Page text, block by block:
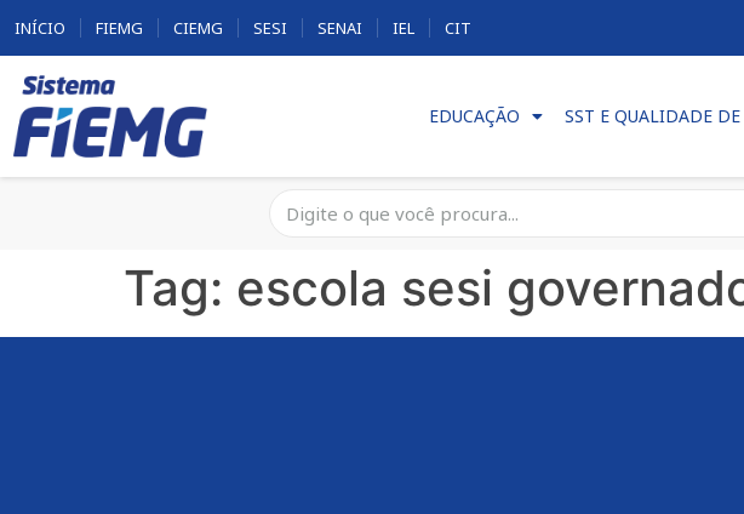
INÍCIO FIEMG CIEMG SESI SENAI IEL CIT
EDUCAÇÃO SST E QUALIDADE
Tag: escola sesi